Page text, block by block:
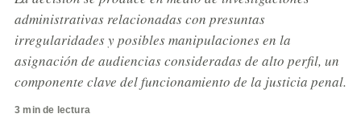
administrativas relacionadas con presuntas
irregularidades y posibles manipulaciones en la
asignación de audiencias consideradas de alto perfil, un
componente clave del funcionamiento de la justicia penal.
3 min de lectura